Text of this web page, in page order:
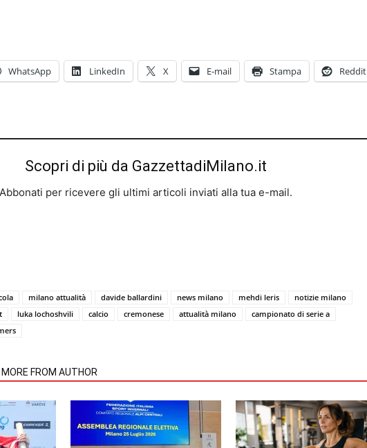
WhatsApp LinkedIn X E-mail Stampa Reddit
Scopri di più da GazzettadiMilano.it
Abbonati per ricevere gli ultimi articoli inviati alla tua e-mail.
milano attualità davide ballardini news milano mehdi leris
notizie milano
luka lochoshvili calcio cremonese attualità milano
campionato di serie a
MORE FROM AUTHOR